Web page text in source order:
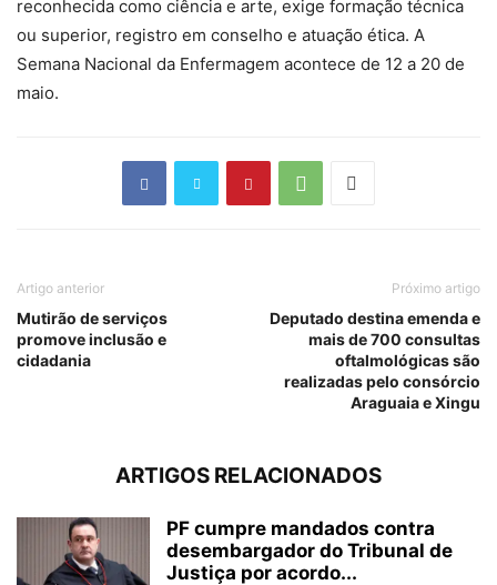
reconhecida como ciência e arte, exige formação técnica
ou superior, registro em conselho e atuação ética. A
Semana Nacional da Enfermagem acontece de 12 a 20 de
maio.
Artigo anterior
Mutirão de serviços
promove inclusão e
cidadania
Próximo artigo
Deputado destina emenda e
mais de 700 consultas
oftalmológicas são
realizadas pelo consórcio
Araguaia e Xingu
ARTIGOS RELACIONADOS
PF cumpre mandados contra
desembargador do Tribunal de
Justiça por acordo...